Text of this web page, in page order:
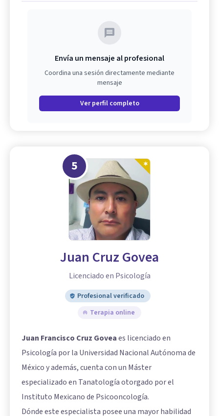
Envía un mensaje al profesional
Coordina una sesión directamente mediante
mensaje
Ver perfil completo
5
Juan Cruz Govea
Licenciado en Psicología
Profesional verificado
Terapia online
Juan Francisco Cruz Goveaes licenciado en
Psicología por la Universidad Nacional Autónoma de
México y además, cuenta con un Máster
especializado en Tanatología otorgado por el
Instituto Mexicano de Psicooncología.
Dónde este especialista posee una mayor habilidad